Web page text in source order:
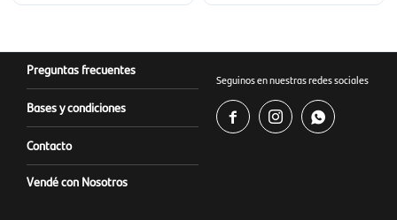
Preguntas frecuentes
Bases y condiciones
Contacto
Vendé con Nosotros
Seguinos en nuestras redes sociales
  